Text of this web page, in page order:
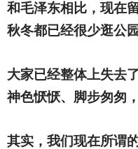
和毛泽东相比，现在
秋冬都已经很少逛公园
大家已经整体上失去
神色恹恹、脚步匆匆
其实，我们现在所谓